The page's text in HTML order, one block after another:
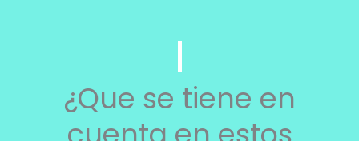
¿Que se tiene en